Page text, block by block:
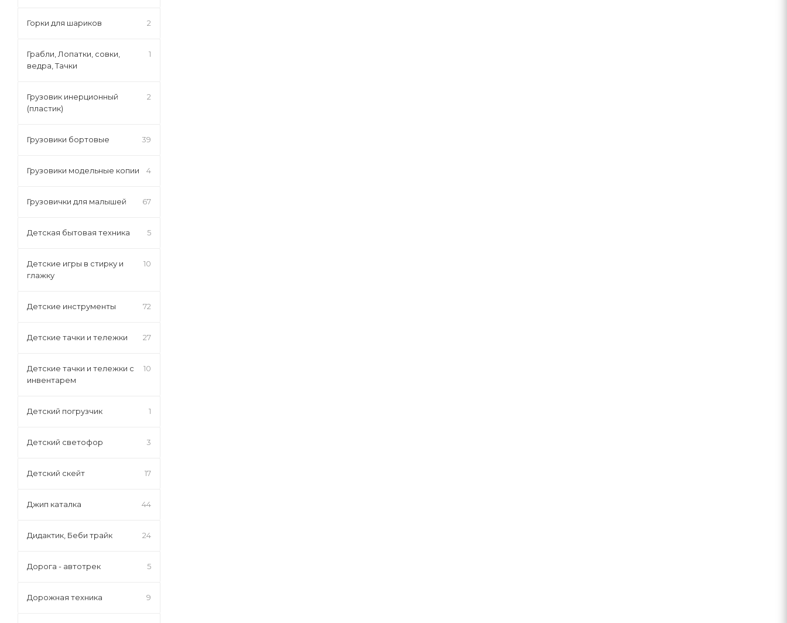
Горки для шариков 2
Грабли, Лопатки, совки,
ведра, Тачки
1
Грузовик инерционный
(пластик)
2
Грузовики бортовые 39
Грузовики модельные копии 4
Грузовички для малышей 67
Детская бытовая техника 5
Детские игры в стирку и
глажку
10
Детские инструменты 72
Детские тачки и тележки 27
Детские тачки и тележки с
инвентарем
10
Детский погрузчик 1
Детский светофор 3
Детский скейт 17
Джип каталка 44
Дидактик, Беби трайк 24
Дорога - автотрек 5
Дорожная техника 9